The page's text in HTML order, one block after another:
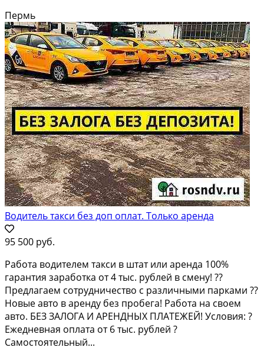
Пермь
Водитель такси без доп оплат. Только аренда
95 500 руб.
Работа водителем такси в штат или аренда 100%
гарантия заработка от 4 тыс. рублей в смену! ??
Предлагаем сотрудничество с различными парками ??
Новые авто в аренду без пробега! Работа на своем
авто. БЕЗ ЗАЛОГА И АРЕНДНЫХ ПЛАТЕЖЕЙ! Условия: ?
Ежедневная оплата от 6 тыс. рублей ?
Самостоятельный...